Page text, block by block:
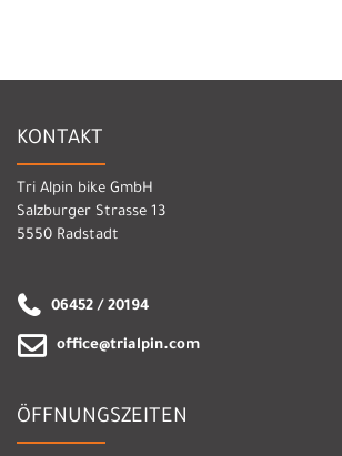
KONTAKT
Tri Alpin bike GmbH
Salzburger Strasse 13
5550 Radstadt
06452 / 20194
office@trialpin.com
ÖFFNUNGSZEITEN